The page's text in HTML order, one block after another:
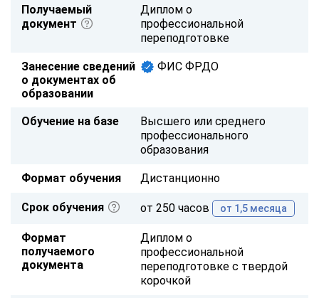
Получаемый
документ
Диплом о
профессиональной
переподготовке
Занесение сведений
о документах об
образовании
ФИС ФРДО
Обучение на базе
Высшего или среднего
профессионального
образования
Формат обучения Дистанционно
Срок обучения от 250 часов от 1,5 месяца
Формат
получаемого
документа
Диплом о
профессиональной
переподготовке с твердой
корочкой